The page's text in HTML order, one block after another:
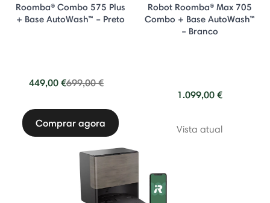
Roomba® Combo 575 Plus
+ Base AutoWash™ – Preto
449,00 €Price reduced from
699,00 €to
Comprar agora
Robot Roomba® Max 705
Combo + Base AutoWash™
– Branco
1.099,00 €
Vista atual